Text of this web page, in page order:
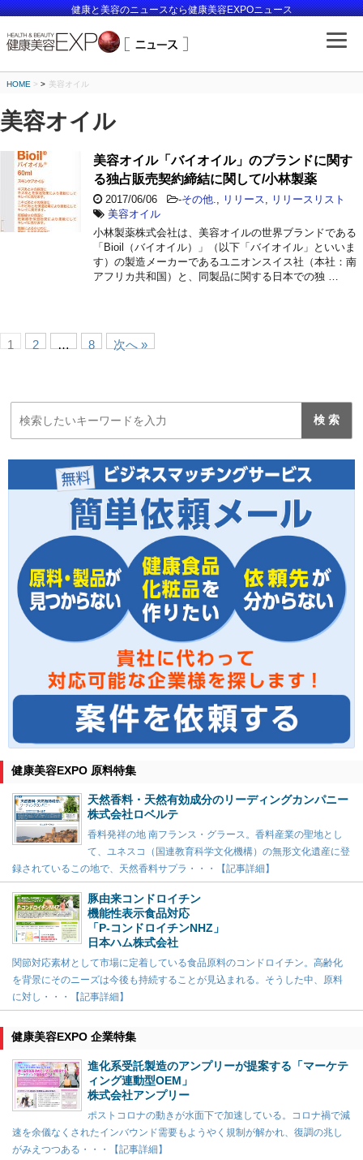
健康と美容のニュースなら健康美容EXPOニュース
HOME > 美容オイル
美容オイル
美容オイル「バイオイル」のブランドに関す
る独占販売契約締結に関して/小林製薬
2017/06/06 -その他. リリース
リリースリスト
美容オイル
小林製薬株式会社は、美容オイルの世界ブランドである
「Bioil（バイオイル）」（以下「バイオイル」といいま
す）の製造メーカーであるユニオンスイス社（本社：南
アフリカ共和国）と、同製品に関する日本での独 …
1 2 … 8 次へ »
健康美容EXPO 原料特集
天然香料・天然有効成分のリーディングカンパニー
株式会社ロベルテ
香料発祥の地 南フランス・グラース。香料産業の聖地とし
て、ユネスコ（国連教育科学文化機構）の無形文化遺産に登
録されているこの地で、天然香料サプラ・・・【記事詳細】
豚由来コンドロイチン
機能性表示食品対応
「P-コンドロイチンNHZ」
日本ハム株式会社
関節対応素材として市場に定着している食品原料のコンドロイチン。高齢化
を背景にそのニーズは今後も持続することが見込まれる。そうした中、原料
に対し・・・【記事詳細】
健康美容EXPO 企業特集
進化系受託製造のアンプリーが提案する「マーケテ
ィング連動型OEM」
株式会社アンプリー
ポストコロナの動きが水面下で加速している。コロナ禍で減
速を余儀なくされたインバウンド需要もようやく規制が解かれ、復調の兆し
がみえつつある・・・【記事詳細】